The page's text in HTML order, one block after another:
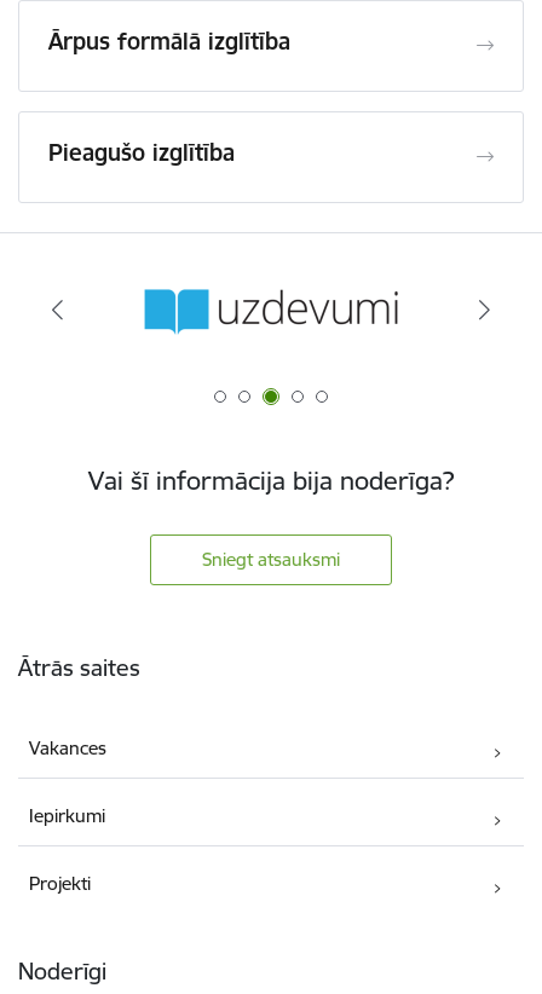
Ārpus formālā izglītība
Pieagušo izglītība
Vai šī informācija bija noderīga?
Sniegt atsauksmi
Ātrās saites
Vakances
Iepirkumi
Projekti
Noderīgi